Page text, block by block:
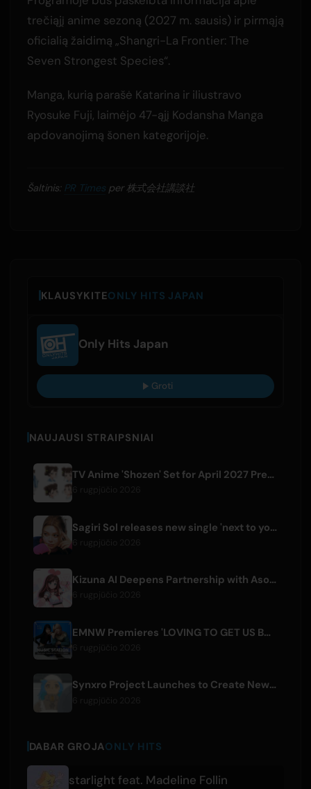
trečiąjį anime sezoną (2027 m. sausis) ir pirmąją
oficialią žaidimą „Shangri-La Frontier: The
Seven Strongest Species“.
Manga, kurią parašė Katarina ir iliustravo
Ryosuke Fuji, laimėjo 47-ąjį Kodansha Manga
apdovanojimą šonen kategorijoje.
Šaltinis: PR Timesper 株式会社講談社
KLAUSYKITEONLY HITS JAPAN
Only Hits Japan
Groti
NAUJAUSI STRAIPSNIAI
TV Anime 'Shozen' Set for April 2027 Premiere on Fuji TV
Sagiri Sol releases new single 'next to your love' after hiatus
Kizuna AI Deepens Partnership with Asobisystem Ahead of 10th Anniversary World Tour
EMNW Premieres 'LOVING TO GET US BY' Music Video on August 7
Synxro Project Launches to Create New IP from Fictional Anime Openings
DABAR GROJAONLY HITS
starlight feat. Madeline Follin